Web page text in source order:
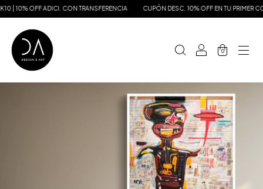
10% OFF ADICI. CON TRANSFERENCIA CUPÓN DESC. 10% OFF EN TU PRIMER
0